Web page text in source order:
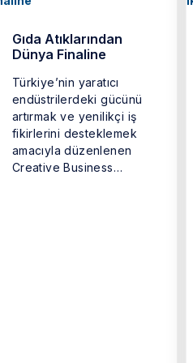
Gıda Atıklarından
Dünya Finaline
Türkiye’nin yaratıcı
endüstrilerdeki gücünü
artırmak ve yenilikçi iş
fikirlerini desteklemek
amacıyla düzenlenen
Creative Business